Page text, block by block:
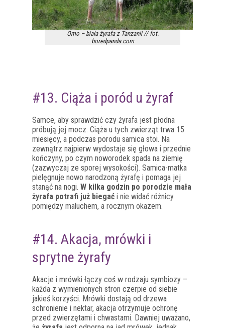
Omo – biała żyrafa z Tanzanii // fot.
boredpanda.com
#13. Ciąża i poród u żyraf
Samce, aby sprawdzić czy żyrafa jest płodna
próbują jej mocz. Ciąża u tych zwierząt trwa 15
miesięcy, a podczas porodu samica stoi. Na
zewnątrz najpierw wydostaje się głowa i przednie
kończyny, po czym noworodek spada na ziemię
(zazwyczaj ze sporej wysokości). Samica-matka
pielęgnuje nowo narodzoną żyrafę i pomaga jej
stanąć na nogi. W kilka godzin po porodzie mała
żyrafa potrafi już biegać i nie widać różnicy
pomiędzy maluchem, a rocznym okazem.
#14. Akacja, mrówki i
sprytne żyrafy
Akacje i mrówki łączy coś w rodzaju symbiozy –
każda z wymienionych stron czerpie od siebie
jakieś korzyści. Mrówki dostają od drzewa
schronienie i nektar, akacja otrzymuje ochronę
przed zwierzętami i chwastami. Dawniej uważano,